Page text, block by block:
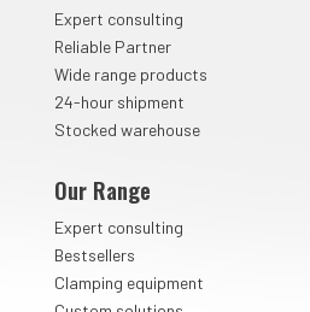
Expert consulting
Reliable Partner
Wide range products
24-hour shipment
Stocked warehouse
Our Range
Expert consulting
Bestsellers
Clamping equipment